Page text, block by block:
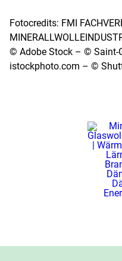
Fotocredits: FMI
© Adobe Stock – ©
istockphoto.com – ©